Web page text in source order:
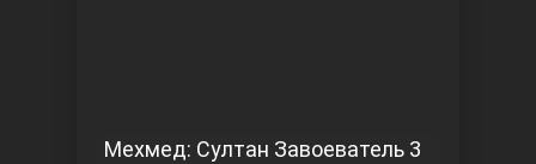
Мехмед: Султан Завоеватель 3